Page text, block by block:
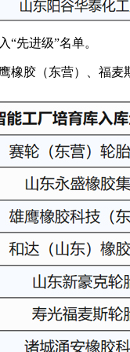
“先进级”名单。
橡胶（东营）、福麦